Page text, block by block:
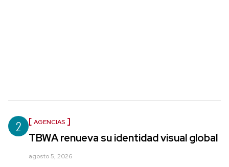
2 AGENCIAS
TBWA renueva su identidad visual global
agosto 5, 2026